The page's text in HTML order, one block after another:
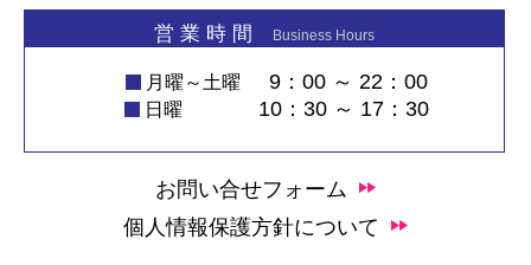
営 業 時 間 Business Hours
月曜～土曜 9：00 ～ 22：00
日曜 10：30 ～ 17：30
お問い合せフォーム
個人情報保護方針について